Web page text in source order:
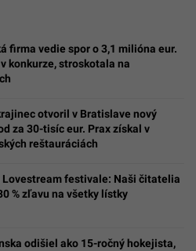
firma vedie spor o 3,1 milióna eur.
konkurze, stroskotala na
otvoril v Bratislave nový
za 30-tisíc eur. Prax získal v
reštauráciách
Lovestream festivale: Naši čitatelia
% zľavu na všetky lístky
odišiel ako 15-ročný hokejista,